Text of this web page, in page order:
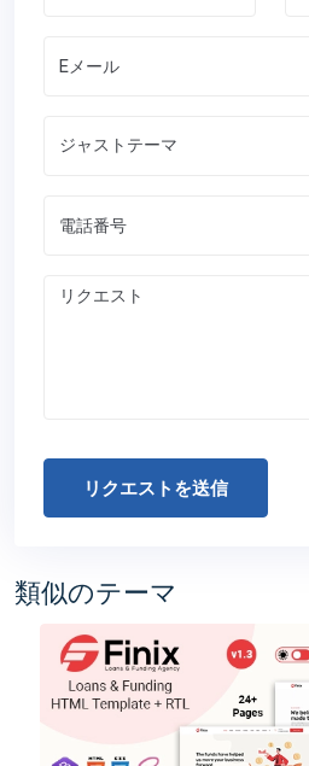
リクエストを送信
類似のテーマ